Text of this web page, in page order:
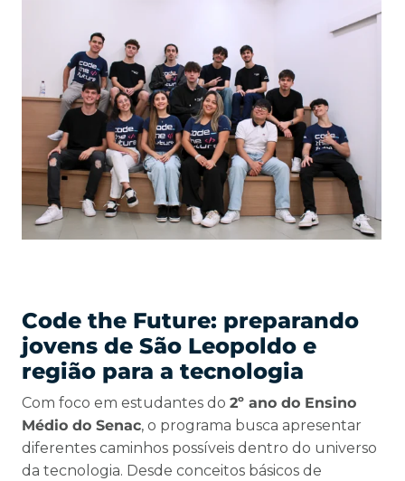
Code the Future: preparando
jovens de São Leopoldo e
região para a tecnologia
Com foco em estudantes do 2º ano do Ensino
Médio do Senac, o programa busca apresentar
diferentes caminhos possíveis dentro do universo
da tecnologia. Desde conceitos básicos de